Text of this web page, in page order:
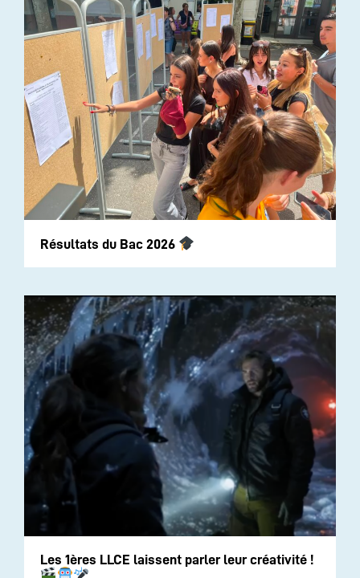
Résultats du Bac 2026
Les 1ères LLCE laissent parler leur créativité !